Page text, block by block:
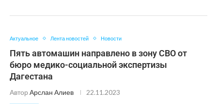
Актуальное Лента новостей Новости
Пять автомашин направлено в зону СВО от
бюро медико-социальной экспертизы
Дагестана
Автор Арслан Алиев 22.11.2023